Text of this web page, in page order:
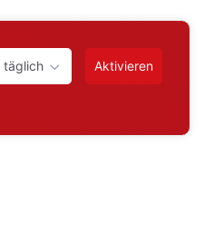
täglich Aktivieren